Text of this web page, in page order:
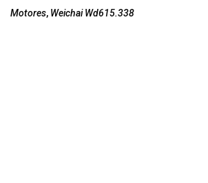
Motores, Weichai Wd615.338